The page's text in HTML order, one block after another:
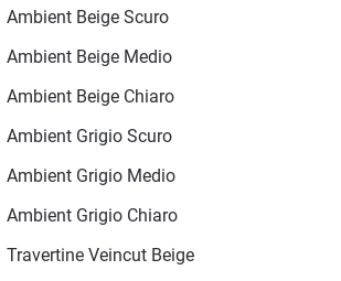
Ambient Beige Scuro
Ambient Beige Medio
Ambient Beige Chiaro
Ambient Grigio Scuro
Ambient Grigio Medio
Ambient Grigio Chiaro
Travertine Veincut Beige